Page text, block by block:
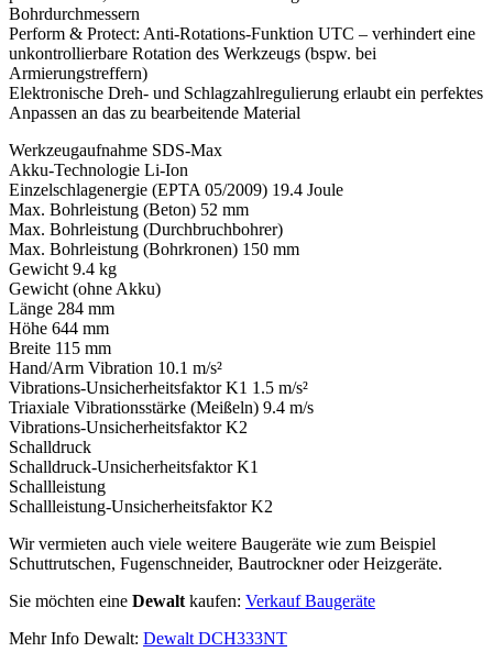
Bohrdurchmessern
Perform & Protect: Anti-Rotations-Funktion UTC – verhindert eine
unkontrollierbare Rotation des Werkzeugs (bspw. bei
Armierungstreffern)
Elektronische Dreh- und Schlagzahlregulierung erlaubt ein perfektes
Anpassen an das zu bearbeitende Material
Werkzeugaufnahme SDS-Max
Akku-Technologie Li-Ion
Einzelschlagenergie (EPTA 05/2009) 19.4 Joule
Max. Bohrleistung (Beton) 52 mm
Max. Bohrleistung (Durchbruchbohrer)
Max. Bohrleistung (Bohrkronen) 150 mm
Gewicht 9.4 kg
Gewicht (ohne Akku)
Länge 284 mm
Höhe 644 mm
Breite 115 mm
Hand/Arm Vibration 10.1 m/s²
Vibrations-Unsicherheitsfaktor K1 1.5 m/s²
Triaxiale Vibrationsstärke (Meißeln) 9.4 m/s
Vibrations-Unsicherheitsfaktor K2
Schalldruck
Schalldruck-Unsicherheitsfaktor K1
Schallleistung
Schallleistung-Unsicherheitsfaktor K2
Wir vermieten auch viele weitere Baugeräte wie zum Beispiel
Schuttrutschen, Fugenschneider, Bautrockner oder Heizgeräte.
Sie möchten eine Dewalt kaufen: Verkauf Baugeräte
Mehr Info Dewalt: Dewalt DCH333NT